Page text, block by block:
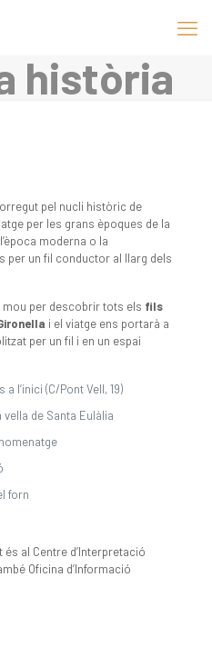
història
pel nucli històric de
per les grans èpoques de la
moderna o la
un fil conductor al llarg dels
mou per descobrir tots els fils
i el viatge ens portarà a
per un fil i en un espai
l’inici (C/Pont Vell, 19)
vella de Santa Eulàlia
forn
al Centre d’Interpretació
Oficina d’Informació